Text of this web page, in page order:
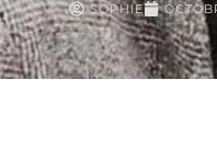
SOPHIE